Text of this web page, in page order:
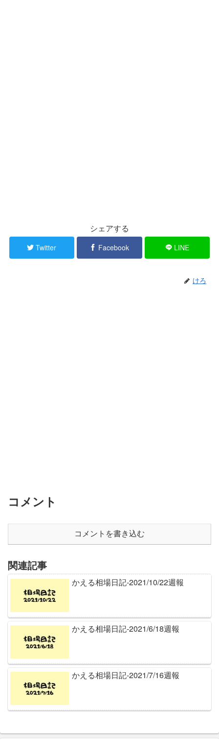
シェアする
Twitter Facebook LINE
けろ
コメント
コメントを書き込む
関連記事
かえる相場日記-2021/10/22週報
かえる相場日記-2021/6/18週報
かえる相場日記-2021/7/16週報